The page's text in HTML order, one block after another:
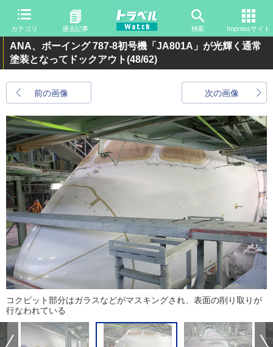
カテゴリ 過去記事 検索 Impressサイト
ANA、ボーイング 787-8初号機「JA801A」が光輝く通常
塗装となってドックアウト(48/62)
前の画像 次の画像
コクピット部分はガラスなどがマスキングされ、表面の削り取りが
行なわれている